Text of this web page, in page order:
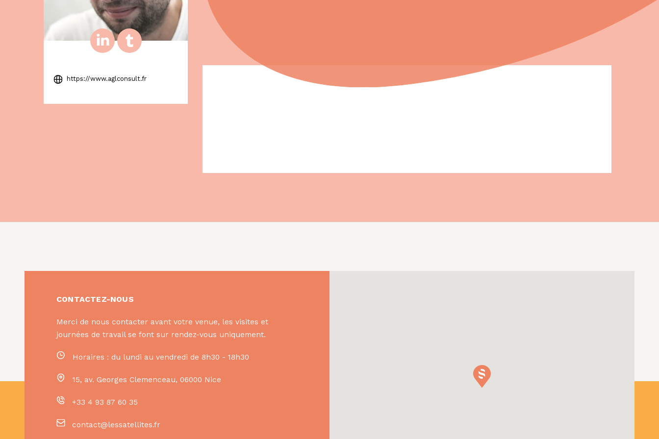
https://www.aglconsult.fr
CONTACTEZ-NOUS
Merci de nous contacter avant votre venue, les visites et
journées de travail se font sur rendez-vous uniquement.
Horaires : du lundi au vendredi de 8h30 - 18h30
15, av. Georges Clemenceau, 06000 Nice
+33 4 93 87 60 35
contact@lessatellites.fr